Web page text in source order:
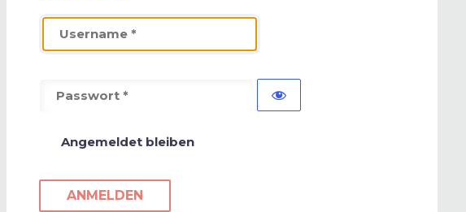
Angemeldet bleiben